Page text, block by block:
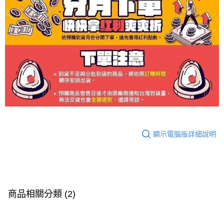
顯示電腦版詳細說明
商品相關分類 (2)